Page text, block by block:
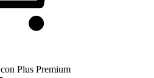
con Plus Premium